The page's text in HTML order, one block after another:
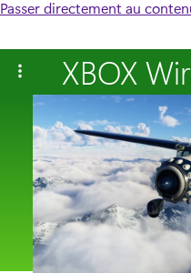
Passer directement au
XBOX